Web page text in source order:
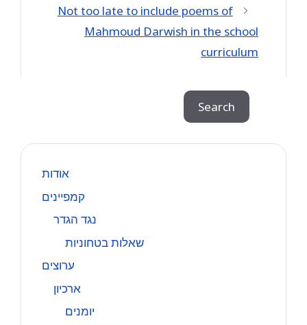
Not too late to include poems of
Mahmoud Darwish in the school
curriculum
Search
אודות
קמפיינים
נגד הגדר
שאלות בטחוניות
ערוצים
ארכיון
יומנים